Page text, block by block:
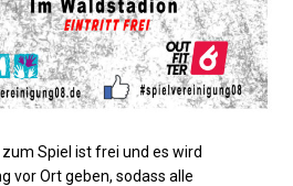
Spiel ist frei und es wird
vor Ort geben, sodass alle